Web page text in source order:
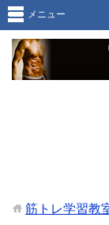
メニュー
筋トレ学習教